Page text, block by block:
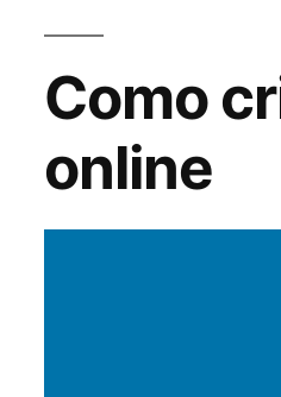
Como
online